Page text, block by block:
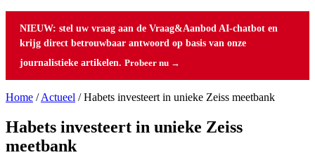
NIEUW: stel uw vraag aan de Vraag&Aanbod AI-chatbot en
krijg direct betrouwbaar antwoord op basis van onze
journalistieke artikelen. Probeer nu →
Home /Actueel /Habets investeert in unieke Zeiss meetbank
Habets investeert in unieke Zeiss
meetbank